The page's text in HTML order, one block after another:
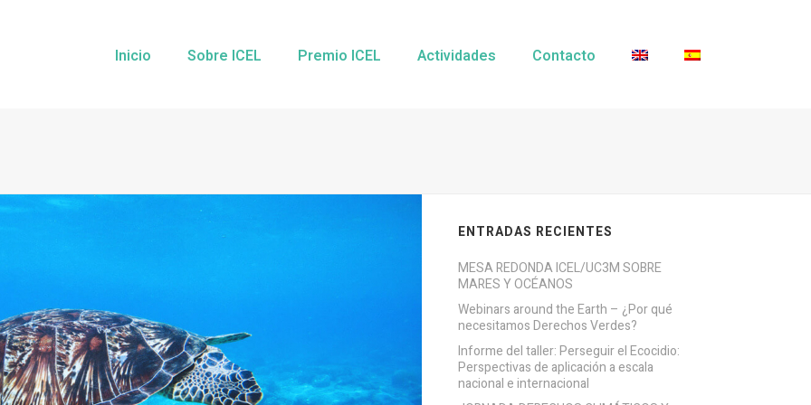
Inicio Sobre ICEL Premio ICEL Actividades Contacto
ENTRADAS RECIENTES
MESA REDONDA ICEL/UC3M SOBRE
MARES Y OCÉANOS
Webinars around the Earth – ¿Por qué
necesitamos Derechos Verdes?
Informe del taller: Perseguir el Ecocidio:
Perspectivas de aplicación a escala
nacional e internacional